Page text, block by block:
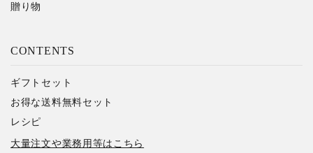
贈り物
CONTENTS
ギフトセット
お得な送料無料セット
レシピ
大量注文や業務用等はこちら